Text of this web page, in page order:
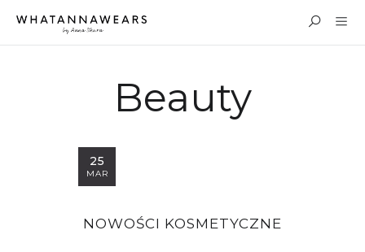
Beauty
25
MAR
NOWOŚCI KOSMETYCZNE